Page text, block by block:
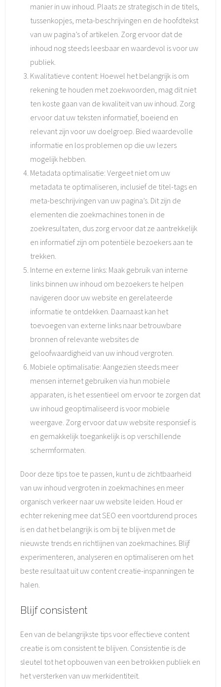
manier in uw inhoud. Plaats ze strategisch in de titels,
tussenkopjes, meta-beschrijvingen en de hoofdtekst
van uw pagina’s of artikelen. Zorg ervoor dat de
inhoud nog steeds leesbaar en waardevol is voor uw
publiek.
Kwalitatieve content: Hoewel het belangrijk is om
rekening te houden met zoekwoorden, mag dit niet
ten koste gaan van de kwaliteit van uw inhoud. Zorg
ervoor dat uw teksten informatief, boeiend en
relevant zijn voor uw doelgroep. Bied waardevolle
informatie en los problemen op die uw lezers
mogelijk hebben.
Metadata optimalisatie: Vergeet niet om uw
metadata te optimaliseren, inclusief de titel-tags en
meta-beschrijvingen van uw pagina’s. Dit zijn de
elementen die zoekmachines tonen in de
zoekresultaten, dus zorg ervoor dat ze aantrekkelijk
en informatief zijn om potentiële bezoekers aan te
trekken.
Interne en externe links: Maak gebruik van interne
links binnen uw inhoud om bezoekers te helpen
navigeren door uw website en gerelateerde
informatie te ontdekken. Daarnaast kan het
toevoegen van externe links naar betrouwbare
bronnen of relevante websites de
geloofwaardigheid van uw inhoud vergroten.
Mobiele optimalisatie: Aangezien steeds meer
mensen internet gebruiken via hun mobiele
apparaten, is het essentieel om ervoor te zorgen dat
uw inhoud geoptimaliseerd is voor mobiele
weergave. Zorg ervoor dat uw website responsief is
en gemakkelijk toegankelijk is op verschillende
schermformaten.
Door deze tips toe te passen, kunt u de zichtbaarheid
van uw inhoud vergroten in zoekmachines en meer
organisch verkeer naar uw website leiden. Houd er
echter rekening mee dat SEO een voortdurend proces
is en dat het belangrijk is om bij te blijven met de
nieuwste trends en richtlijnen van zoekmachines. Blijf
experimenteren, analyseren en optimaliseren om het
beste resultaat uit uw content creatie-inspanningen te
halen.
Blijf consistent
Een van de belangrijkste tips voor effectieve content
creatie is om consistent te blijven. Consistentie is de
sleutel tot het opbouwen van een betrokken publiek en
het versterken van uw merkidentiteit.